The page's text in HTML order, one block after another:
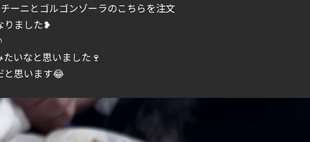
ーニとゴルゴンゾーラのこちらを注文
りました❥
いなと思いました🍷
と思います😂